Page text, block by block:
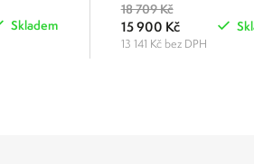
Skladem
18 709 Kč
15 900 Kč
13 141 Kč bez DPH